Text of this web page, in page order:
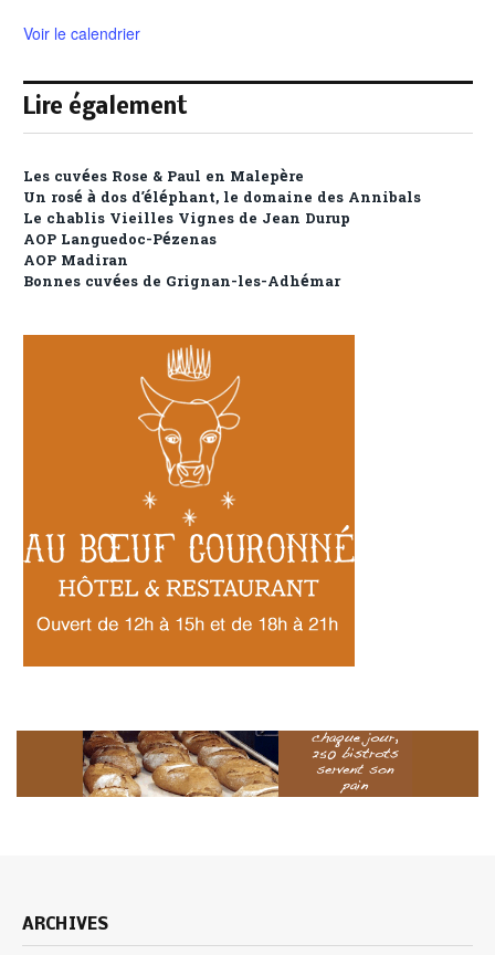
Voir le calendrier
Lire également
Les cuvées Rose & Paul en Malepère
Un rosé à dos d’éléphant, le domaine des Annibals
Le chablis Vieilles Vignes de Jean Durup
AOP Languedoc-Pézenas
AOP Madiran
Bonnes cuvées de Grignan-les-Adhémar
ARCHIVES